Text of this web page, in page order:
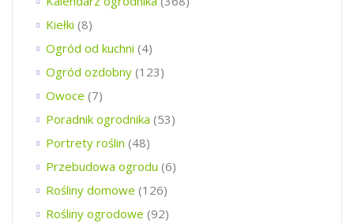
Kiełki (8)
Ogród od kuchni (4)
Ogród ozdobny (123)
Owoce (7)
Poradnik ogrodnika (53)
Portrety roślin (48)
Przebudowa ogrodu (6)
Rośliny domowe (126)
Rośliny ogrodowe (92)